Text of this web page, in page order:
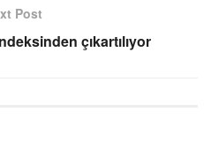
Post
çıkartılıyor